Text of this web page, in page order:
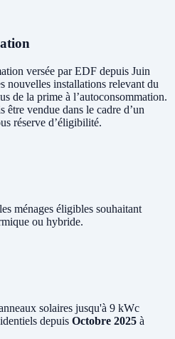
versée par EDF depuis Juin
nouvelles installations relevant du
de la prime à l’autoconsommation.
être vendue dans le cadre d’un
réserve d’éligibilité.
ménages éligibles souhaitant
ou hybride.
solaires jusqu'à 9 kWc
depuis Octobre 2025 à